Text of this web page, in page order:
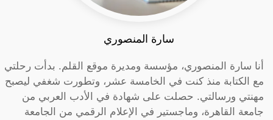
سارة المنصوري
أنا سارة المنصوري، مؤسسة ومديرة موقع القلم. بدأت رحلتي
مع الكتابة منذ كنت في الخامسة عشر، وتطورت شغفي ليصبح
مهنتي ورسالتي. حصلت على شهادة في الأدب العربي من
جامعة القاهرة، وماجستير في الإعلام الرقمي من الجامعة